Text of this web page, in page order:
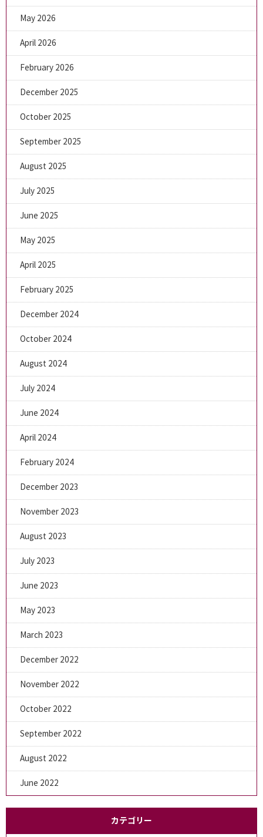
May 2026
April 2026
February 2026
December 2025
October 2025
September 2025
August 2025
July 2025
June 2025
May 2025
April 2025
February 2025
December 2024
October 2024
August 2024
July 2024
June 2024
April 2024
February 2024
December 2023
November 2023
August 2023
July 2023
June 2023
May 2023
March 2023
December 2022
November 2022
October 2022
September 2022
August 2022
June 2022
カテゴリー